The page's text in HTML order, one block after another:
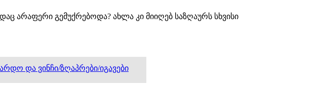
არაფერი გემუქრებოდა? ახლა კი მიიღებ საზღაურს სხვისი
და ვინჩი/ზღაპრები/იგავები